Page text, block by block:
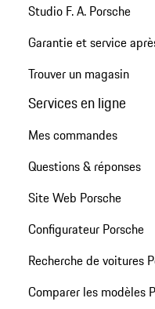
Studio F. A. Porsche
Garantie et service
Trouver un magasin
Services en ligne
Mes commandes
Questions & réponses
Site Web Porsche
Configurateur Porsche
Recherche de voitures
Comparer les modèles